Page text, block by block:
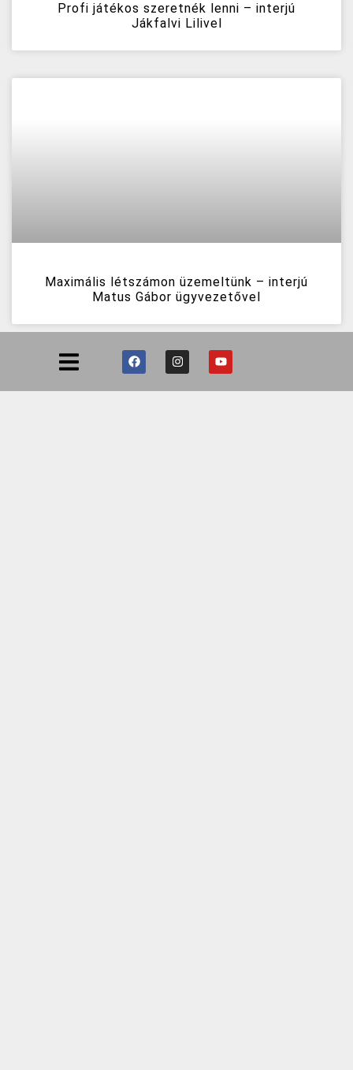
Profi játékos szeretnék lenni – interjú
Jákfalvi Lilivel
Maximális létszámon üzemeltünk – interjú
Matus Gábor ügyvezetővel